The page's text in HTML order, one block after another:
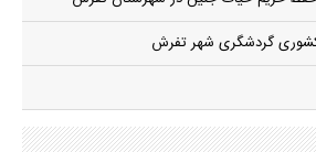
گردشگری شهر تفرش